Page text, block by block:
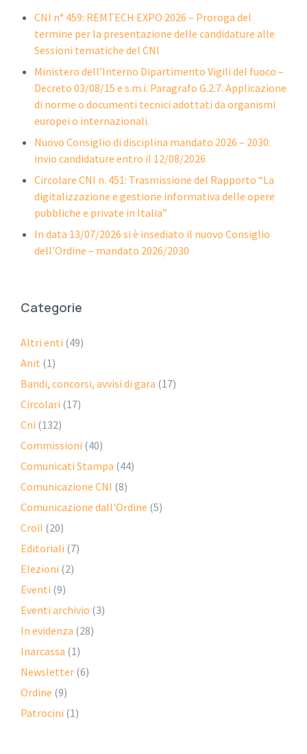
CNI n° 459: REMTECH EXPO 2026 – Proroga del
termine per la presentazione delle candidature alle
Sessioni tematiche del CNI
Ministero dell’Interno Dipartimento Vigili del fuoco –
Decreto 03/08/15 e s.m.i. Paragrafo G.2.7. Applicazione
di norme o documenti tecnici adottati da organismi
europei o internazionali.
Nuovo Consiglio di disciplina mandato 2026 – 2030:
invio candidature entro il 12/08/2026
Circolare CNI n. 451: Trasmissione del Rapporto “La
digitalizzazione e gestione informativa delle opere
pubbliche e private in Italia”
In data 13/07/2026 si è insediato il nuovo Consiglio
dell’Ordine – mandato 2026/2030
Categorie
Altri enti (49)
Anit (1)
Bandi, concorsi, avvisi di gara (17)
Circolari (17)
Cni (132)
Commissioni (40)
Comunicati Stampa (44)
Comunicazione CNI (8)
Comunicazione dall'Ordine (5)
Croil (20)
Editoriali (7)
Elezioni (2)
Eventi (9)
Eventi archivio (3)
In evidenza (28)
Inarcassa (1)
Newsletter (6)
Ordine (9)
Patrocini (1)